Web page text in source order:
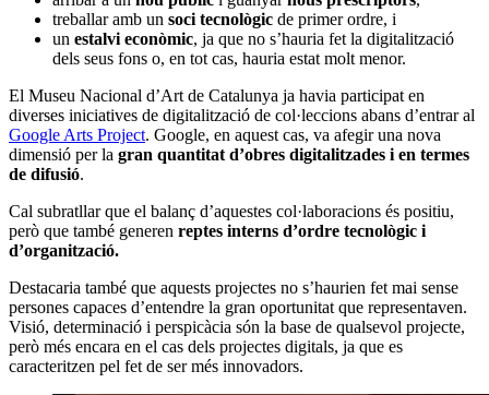
treballar amb un soci tecnològic de primer ordre, i
un estalvi econòmic, ja que no s’hauria fet la digitalització
dels seus fons o, en tot cas, hauria estat molt menor.
El Museu Nacional d’Art de Catalunya ja havia participat en
diverses iniciatives de digitalització de col·leccions abans d’entrar al
Google Arts Project. Google, en aquest cas, va afegir una nova
dimensió per la gran quantitat d’obres digitalitzades i en termes
de difusió.
Cal subratllar que el balanç d’aquestes col·laboracions és positiu,
però que també generen reptes interns d’ordre tecnològic i
d’organització.
Destacaria també que aquests projectes no s’haurien fet mai sense
persones capaces d’entendre la gran oportunitat que representaven.
Visió, determinació i perspicàcia són la base de qualsevol projecte,
però més encara en el cas dels projectes digitals, ja que es
caracteritzen pel fet de ser més innovadors.